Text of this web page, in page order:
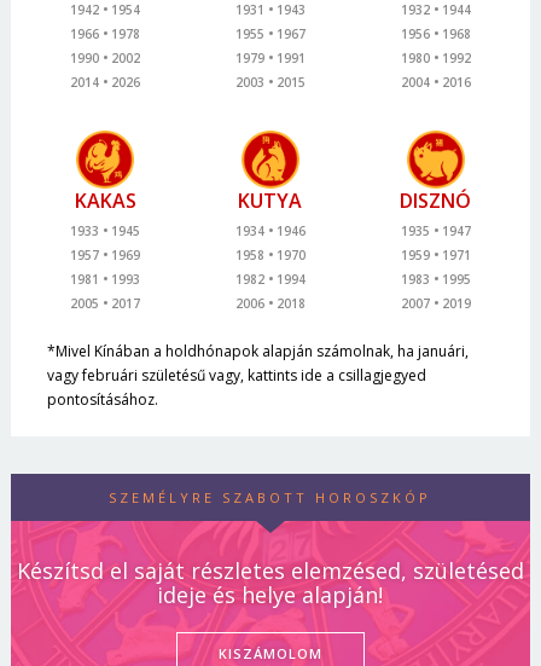
1942
1954
1966
1978
1990
2002
2014
2026
1931
1943
1955
1967
1979
1991
2003
2015
1932
1944
1956
1968
1980
1992
2004
2016
KAKAS
1933
1945
1957
1969
1981
1993
2005
2017
KUTYA
1934
1946
1958
1970
1982
1994
2006
2018
DISZNÓ
1935
1947
1959
1971
1983
1995
2007
2019
*Mivel Kínában a holdhónapok alapján számolnak, ha januári,
vagy februári születésű vagy, kattints ide a csillagjegyed
pontosításához.
SZEMÉLYRE SZABOTT HOROSZKÓP
Készítsd el saját részletes elemzésed, születésed
ideje és helye alapján!
KISZÁMOLOM